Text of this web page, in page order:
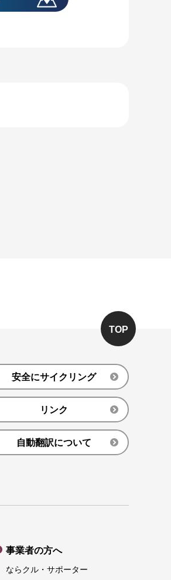
安全にサイクリング
リンク
自動翻訳について
事業者の方へ
ならクル・サポーター
TOP